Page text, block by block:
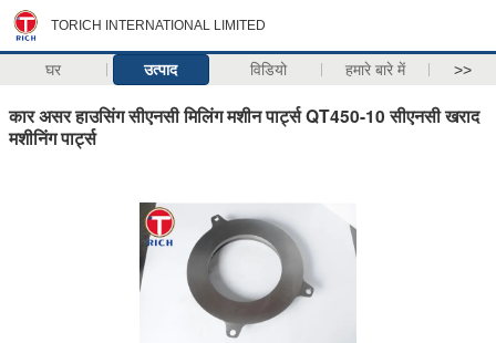
TORICH INTERNATIONAL LIMITED
घर उत्पाद विडियो हमारे बारे में >>
कार असर हाउसिंग सीएनसी मिलिंग मशीन पार्ट्स QT450-10 सीएनसी खराद
मशीनिंग पार्ट्स